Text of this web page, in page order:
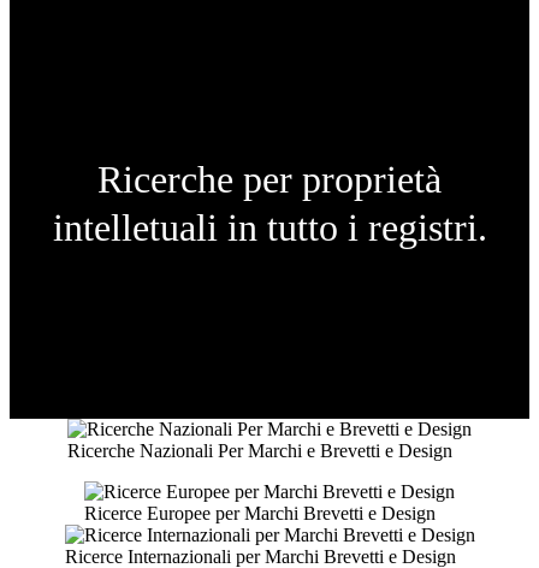
Ricerche per proprietà
intelletuali in tutto i registri.
Ricerche Nazionali Per Marchi e Brevetti e Design
Ricerce Europee per Marchi Brevetti e Design
Ricerce Internazionali per Marchi Brevetti e Design